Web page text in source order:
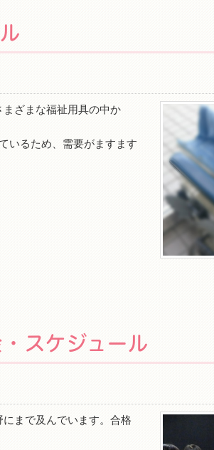
まざまな福祉用具の中か
いるため、需要がますます
スケジュール
まで及んでいます。合格